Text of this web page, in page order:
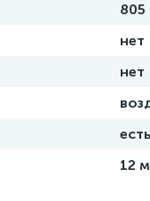
нет
нет
есть
12